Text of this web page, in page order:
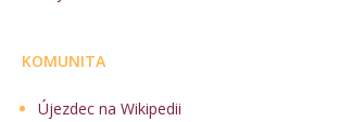
KOMUNITA
Újezdec na Wikipedii